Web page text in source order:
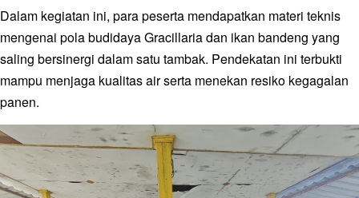
Dalam kegiatan ini, para peserta mendapatkan materi teknis
mengenai pola budidaya Gracillaria dan ikan bandeng yang
saling bersinergi dalam satu tambak. Pendekatan ini terbukti
mampu menjaga kualitas air serta menekan resiko kegagalan
panen.